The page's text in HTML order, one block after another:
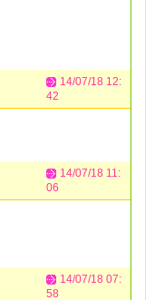
14/07/18 12:
42
14/07/18 11:
06
14/07/18 07:
58